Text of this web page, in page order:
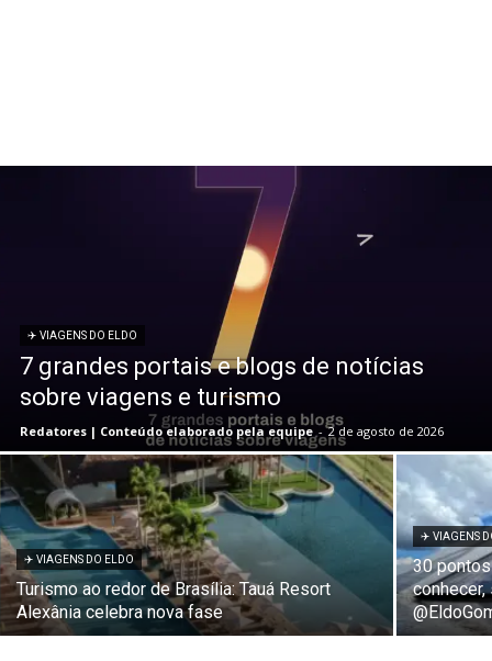
✈️ VIAGENS DO ELDO
7 grandes portais e blogs de notícias
sobre viagens e turismo
Redatores | Conteúdo elaborado pela equipe - 2 de agosto de 2026
✈️ VIAGENS DO ELDO
Turismo ao redor de Brasília: Tauá Resort
Alexânia celebra nova fase
✈️ VIAGENS
30